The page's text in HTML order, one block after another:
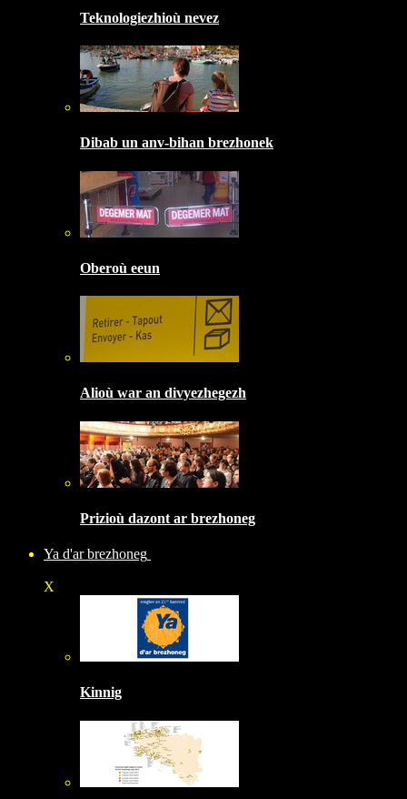
Teknologiezhioù nevez
Dibab un anv-bihan brezhonek
Oberoù eeun
Alioù war an divyezhegezh
Prizioù dazont ar brezhoneg
Ya d'ar brezhoneg
X
Kinnig